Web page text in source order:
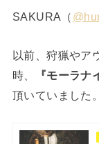
SAKURA（
以前、狩猟やア
時、
『モーラナ
頂いていました。